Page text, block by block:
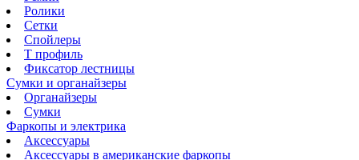
Ролики
Сетки
Спойлеры
Т профиль
Фиксатор лестницы
Сумки и органайзеры
Органайзеры
Сумки
Фаркопы и электрика
Аксессуары
Аксессуары в американские фаркопы